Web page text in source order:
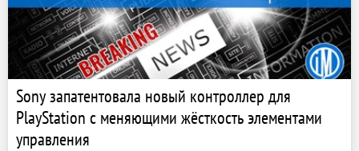
Sony запатентовала новый контроллер для
PlayStation с меняющими жёсткость элементами
управления